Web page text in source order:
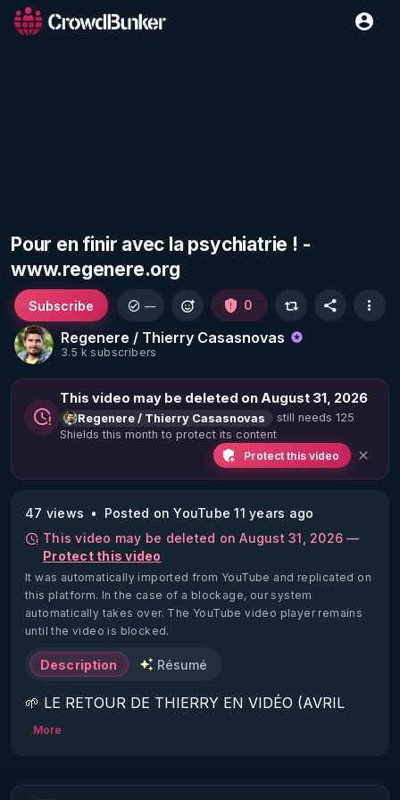
Pour en finir avec la psychiatrie ! -
www.regenere.org
Regenere / Thierry Casasnovas
3.5 k subscribers
Subscribe — 0
This video may be deleted on August 31, 2026
Regenere / Thierry Casasnovas
still needs 125
Shields this month to protect its content
Protect this video
47 views
Posted on YouTube 11 years ago
This video may be deleted on August 31, 2026 —
Protect this video
It was automatically imported from YouTube and replicated on
this platform. In the case of a blockage, our system
automatically takes over. The YouTube video player remains
until the video is blocked.
Description Résumé
🌱 LE RETOUR DE THIERRY EN VIDÉO (AVRIL
2022)!
https://www.rgnr.fr/presentation.html
More